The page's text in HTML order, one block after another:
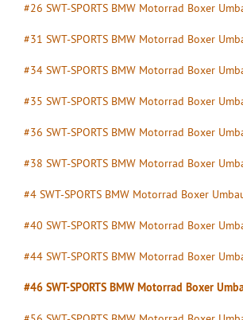
#26 SWT-SPORTS BMW Motorrad Boxer
#31 SWT-SPORTS BMW Motorrad Boxer
#34 SWT-SPORTS BMW Motorrad Boxer
#35 SWT-SPORTS BMW Motorrad Boxer
#36 SWT-SPORTS BMW Motorrad Boxer
#38 SWT-SPORTS BMW Motorrad Boxer
#4 SWT-SPORTS BMW Motorrad Boxer
#40 SWT-SPORTS BMW Motorrad Boxer
#44 SWT-SPORTS BMW Motorrad Boxer
#46 SWT-SPORTS BMW Motorrad Boxer